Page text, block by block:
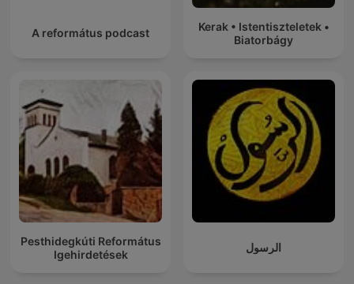
A református podcast
Kerak • Istentiszteletek •
Biatorbágy
Pesthidegkúti Református
Igehirdetések
الرسول